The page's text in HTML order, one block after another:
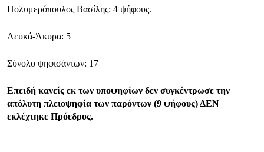
Πολυμερόπουλος Βασίλης: 4 ψήφους.
Λευκά-Άκυρα: 5
Σύνολο ψηφισάντων: 17
Επειδή κανείς εκ των υποψηφίων δεν συγκέντρωσε την
απόλυτη πλειοψηφία των παρόντων (9 ψήφους) ΔΕΝ
εκλέχτηκε Πρόεδρος.